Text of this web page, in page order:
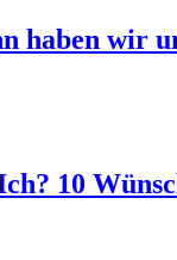
haben wir
10